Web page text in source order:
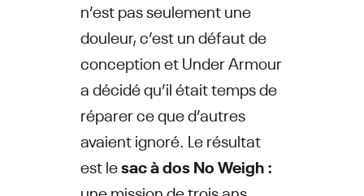
n’est pas seulement une
douleur, c’est un défaut de
conception et Under Armour
a décidé qu’il était temps de
réparer ce que d’autres
avaient ignoré. Le résultat
est lesac à dos No Weigh :
une mission de trois ans